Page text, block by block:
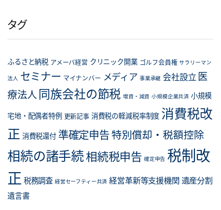
ー
タグ
ふるさと納税 アメーバ経営 クリニック開業 ゴルフ会員権 サラリーマン
法人 セミナー マイナンバー メディア 事業承継 会社設立 医
療法人同族会社の節税 増資・減資 小規模企業共済 小規模
宅地・配偶者特例 更新記事 消費税の軽減税率制度 消費税改
正 消費税還付 準確定申告特別償却・税額控除
相続の諸手続相続税申告 確定申告 税制改
正 税務調査 経営セーフティー共済 経営革新等支援機関 遺産分割
遺言書